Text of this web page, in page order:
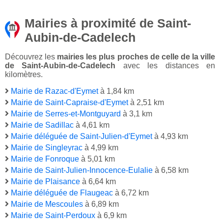
Mairies à proximité de Saint-
Aubin-de-Cadelech
Découvrez les mairies les plus proches de celle de la ville
de Saint-Aubin-de-Cadelech avec les distances en
kilomètres.
Mairie de Razac-d'Eymetà 1,84 km
Mairie de Saint-Capraise-d'Eymetà 2,51 km
Mairie de Serres-et-Montguyard à 3,1 km
Mairie de Sadillac à 4,61 km
Mairie déléguée de Saint-Julien-d'Eymetà 4,93 km
Mairie de Singleyrac à 4,99 km
Mairie de Fonroque à 5,01 km
Mairie de Saint-Julien-Innocence-Eulalie à 6,58 km
Mairie de Plaisance à 6,64 km
Mairie déléguée de Flaugeac à 6,72 km
Mairie de Mescoules à 6,89 km
Mairie de Saint-Perdoux à 6,9 km